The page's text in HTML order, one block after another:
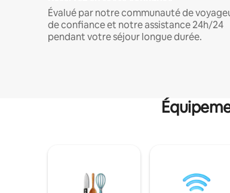
Évalué par notre communauté de
de confiance et notre assistance 24h/24
pendant votre séjour longue durée.